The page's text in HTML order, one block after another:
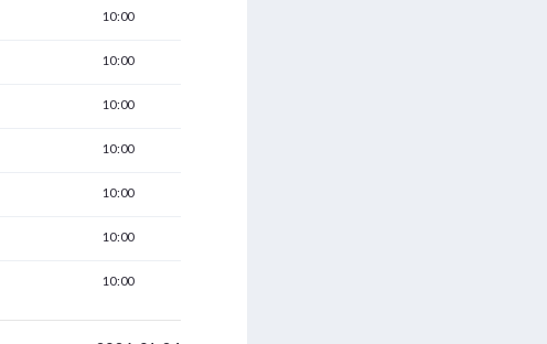
10:00
10:00
10:00
10:00
10:00
10:00
10:00